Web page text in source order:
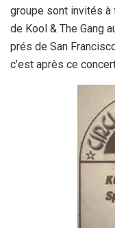
groupe sont invités à
de Kool & The Gang
prés de San
c’est après ce